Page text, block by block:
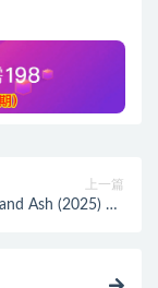
上一篇
Ash (2025) 4K